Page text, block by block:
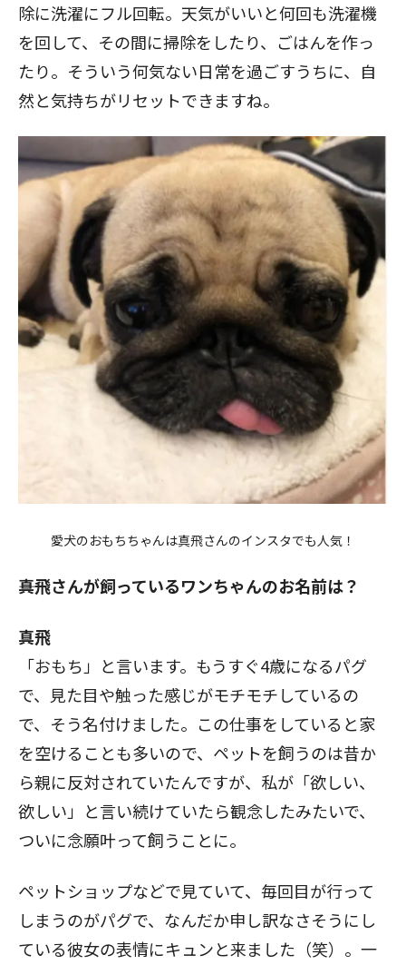
除に洗濯にフル回転。天気がいいと何回も洗濯機
を回して、その間に掃除をしたり、ごはんを作っ
たり。そういう何気ない日常を過ごすうちに、自
然と気持ちがリセットできますね。
愛犬のおもちちゃんは真飛さんのインスタでも人気！
――真飛さんが飼っているワンちゃんのお名前は？
真飛
「おもち」と言います。もうすぐ4歳になるパグ
で、見た目や触った感じがモチモチしているの
で、そう名付けました。この仕事をしていると家
を空けることも多いので、ペットを飼うのは昔か
ら親に反対されていたんですが、私が「欲しい、
欲しい」と言い続けていたら観念したみたいで、
ついに念願叶って飼うことに。
ペットショップなどで見ていて、毎回目が行って
しまうのがパグで、なんだか申し訳なさそうにし
ている彼女の表情にキュンと来ました（笑）。一